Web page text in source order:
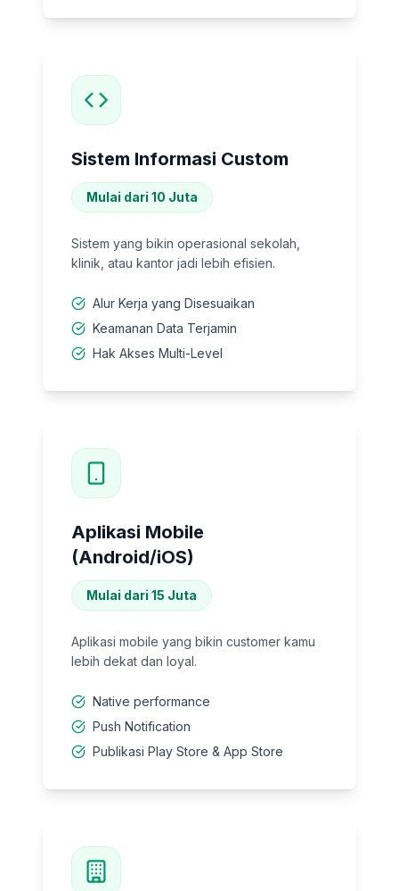
Sistem Informasi Custom
Mulai dari 10 Juta
Sistem yang bikin operasional sekolah,
klinik, atau kantor jadi lebih efisien.
Alur Kerja yang Disesuaikan
Keamanan Data Terjamin
Hak Akses Multi-Level
Aplikasi Mobile
(Android/iOS)
Mulai dari 15 Juta
Aplikasi mobile yang bikin customer kamu
lebih dekat dan loyal.
Native performance
Push Notification
Publikasi Play Store & App Store